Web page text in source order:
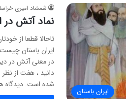
ایران باستان
شمشاد امیری
نماد آتش در
تاحالا قطعا از
ایران باستان
در معنی آتش در
دانید ، هفت از نظر
شده است. دیدگاه